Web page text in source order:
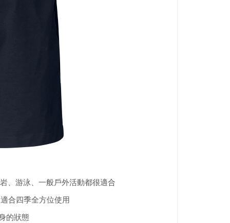
、游泳、一般戶外活動都很適合
合四季全方位使用
的狀態